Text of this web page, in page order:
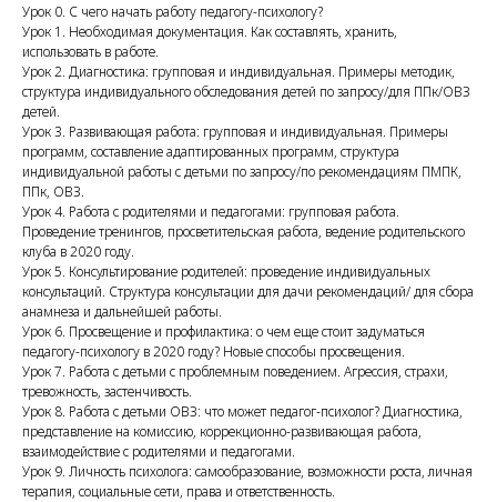
Урок 0. С чего начать работу педагогу-психологу?
Урок 1. Необходимая документация. Как составлять, хранить,
использовать в работе.
Урок 2. Диагностика: групповая и индивидуальная. Примеры методик,
структура индивидуального обследования детей по запросу/для ППк/ОВЗ
детей.
Урок 3. Развивающая работа: групповая и индивидуальная. Примеры
программ, составление адаптированных программ, структура
индивидуальной работы с детьми по запросу/по рекомендациям ПМПК,
ППк, ОВЗ.
Урок 4. Работа с родителями и педагогами: групповая работа.
Проведение тренингов, просветительская работа, ведение родительского
клуба в 2020 году.
Урок 5. Консультирование родителей: проведение индивидуальных
консультаций. Структура консультации для дачи рекомендаций/ для сбора
анамнеза и дальнейшей работы.
Урок 6. Просвещение и профилактика: о чем еще стоит задуматься
педагогу-психологу в 2020 году? Новые способы просвещения.
Урок 7. Работа с детьми с проблемным поведением. Агрессия, страхи,
тревожность, застенчивость.
Урок 8. Работа с детьми ОВЗ: что может педагог-психолог? Диагностика,
представление на комиссию, коррекционно-развивающая работа,
взаимодействие с родителями и педагогами.
Урок 9. Личность психолога: самообразование, возможности роста, личная
терапия, социальные сети, права и ответственность.